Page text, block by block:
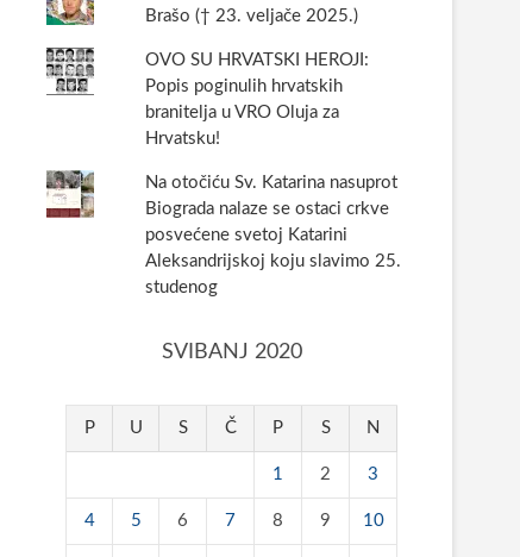
Brašo († 23. veljače 2025.)
OVO SU HRVATSKI HEROJI:
Popis poginulih hrvatskih
branitelja u VRO Oluja za
Hrvatsku!
Na otočiću Sv. Katarina nasuprot
Biograda nalaze se ostaci crkve
posvećene svetoj Katarini
Aleksandrijskoj koju slavimo 25.
studenog
SVIBANJ 2020
P U S Č P S N
1 2 3
4 5 6 7 8 9 10